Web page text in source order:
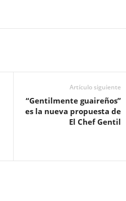
Artículo siguiente
“Gentilmente guaireños”
es la nueva propuesta de
El Chef Gentil